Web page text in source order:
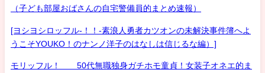
（子ども部屋おばさんの自宅警備員的まとめ速報）
[ヨシヨシロッフル-！！-素浪人勇者カツオンの未解決事件簿へよ
うこそYOUKO！のナンノ洋子のはなしは信じるな編）]
モリッフル！ 50代無職独身ガチホモ童貞！女装子オネエ的ま